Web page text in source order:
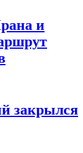
и
закрылся